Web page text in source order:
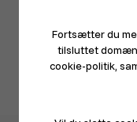
Fortsætter du
tilsluttet
cookie-politik,